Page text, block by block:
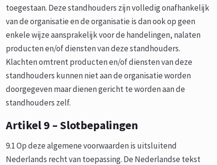
toegestaan. Deze standhouders zijn volledig onafhankelijk
van de organisatie en de organisatie is dan ook op geen
enkele wijze aansprakelijk voor de handelingen, nalaten
producten en/of diensten van deze standhouders.
Klachten omtrent producten en/of diensten van deze
standhouders kunnen niet aan de organisatie worden
doorgegeven maar dienen gericht te worden aan de
standhouders zelf.
Artikel 9 – Slotbepalingen
9.1 Op deze algemene voorwaarden is uitsluitend
Nederlands recht van toepassing. De Nederlandse tekst